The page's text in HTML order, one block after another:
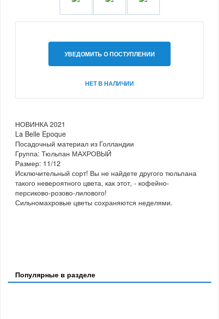
УВЕДОМИТЬ О ПОСТУПЛЕНИИ
НЕТ В НАЛИЧИИ
НОВИНКА 2021
La Belle Epoque
Посадочный материал из Голландии
Группа: Тюльпан МАХРОВЫЙ
Размер: 11/12
Исключительный сорт! Вы не найдете другого тюльпана
такого невероятного цвета, как этот, - кофейно-
персиково-розово-лилового!
Сильномахровые цветы сохраняются неделями.
Популярные в разделе